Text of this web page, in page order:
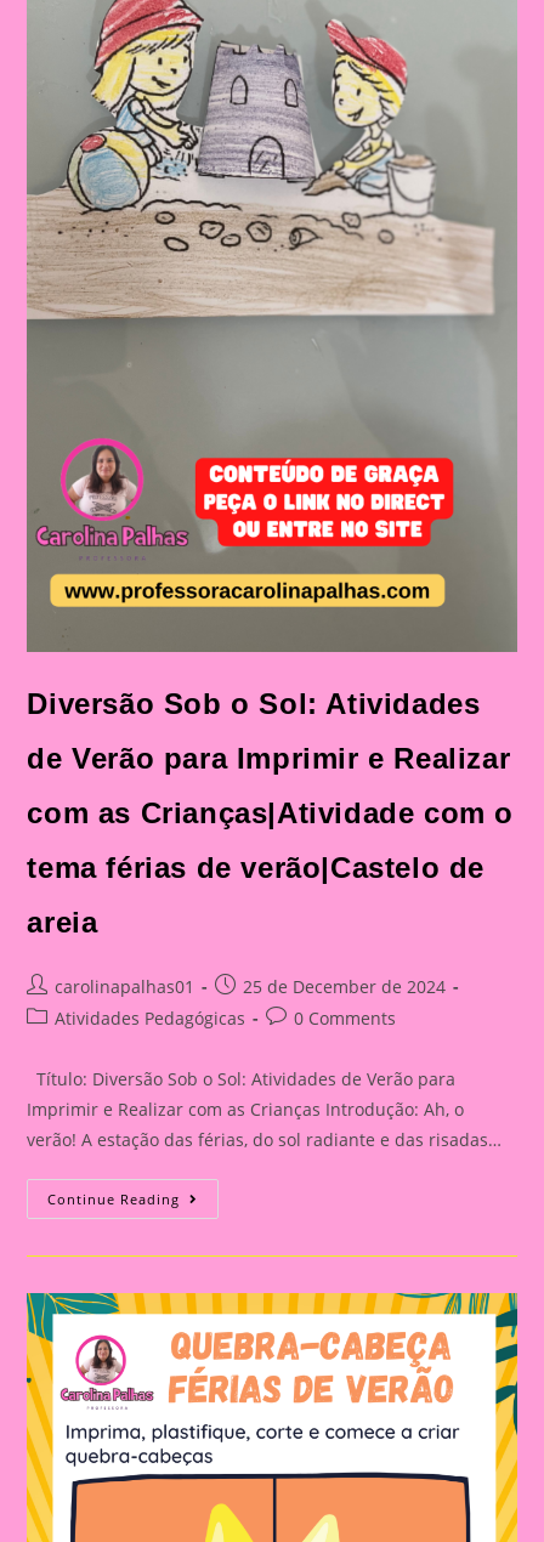
Diversão Sob o Sol: Atividades
de Verão para Imprimir e Realizar
com as Crianças|Atividade com o
tema férias de verão|Castelo de
areia
Post
author:
carolinapalhas01
Post
published:
25 de December de 2024
PostAtividades Pedagógicas
Post0 Comments
Título: Diversão Sob o Sol: Atividades de Verão para
Imprimir e Realizar com as Crianças Introdução: Ah, o
verão! A estação das férias, do sol radiante e das risadas…
Continue Reading Diversão
Sob
Verão
Para
Imprimir
E
Realizar
Com
As
Crianças|Atividade
Com
O
Tema
Férias
Verão|Castelo